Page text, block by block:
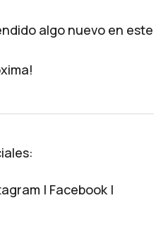
algo nuevo en este
| Facebook |